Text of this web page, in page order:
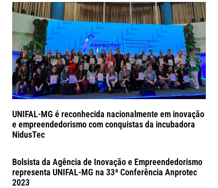
UNIFAL-MG é reconhecida nacionalmente em inovação
e empreendedorismo com conquistas da incubadora
NidusTec
Bolsista da Agência de Inovação e Empreendedorismo
representa UNIFAL-MG na 33ª Conferência Anprotec
2023